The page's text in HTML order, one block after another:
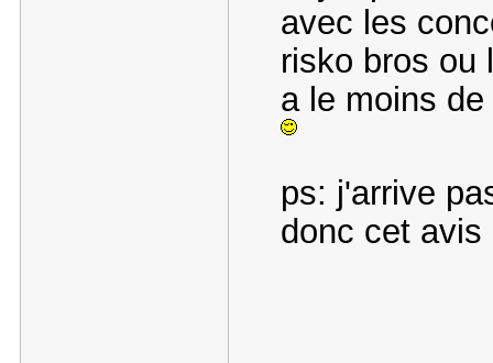
avec les
risko bros ou
a le moins
ps: j'arrive
donc cet